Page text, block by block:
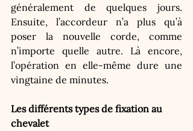
généralement de quelques jours.
Ensuite, l’accordeur n’a plus qu’à
poser la nouvelle corde, comme
n’importe quelle autre. Là encore,
l’opération en elle-même dure une
vingtaine de minutes.
Les différents types de fixation au
chevalet